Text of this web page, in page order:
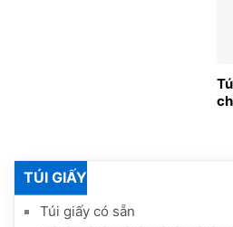
TÚI GIẤY
Túi giấy có sẵn